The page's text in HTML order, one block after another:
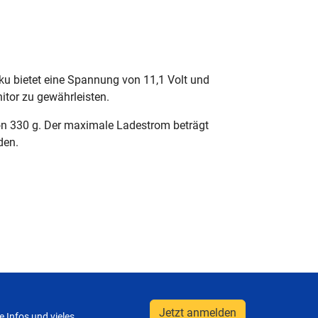
bietet eine Spannung von 11,1 Volt und
zu gewährleisten.
330 g. Der maximale Ladestrom beträgt
Jetzt anmelden